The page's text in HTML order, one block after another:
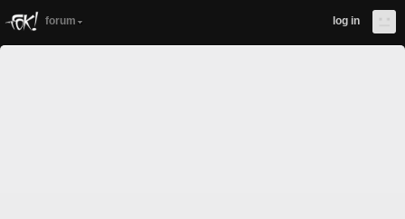
forum log in